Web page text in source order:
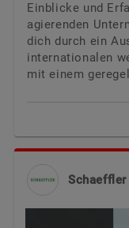
Einblicke und
agierenden
dich durch ein
internationalen
mit einem